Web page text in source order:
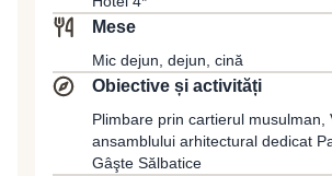
despre istoria hutongurilor, cine a
s-au schimbat aceste cartiere de-a
spune de asemenea că aceste
vie a Beijingului și că reprezintă
la un restaurant local şi cazare la
Mese
Mic dejun, dejun, cină
Obiective și activități
Plimbare prin cartierul musulman,
ansamblului arhitectural dedicat
Gâşte Sălbatice